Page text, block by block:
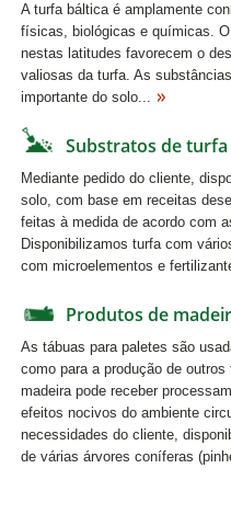
A turfa báltica é amplamente
físicas, biológicas e químicas.
nestas latitudes favorecem o
valiosas da turfa. As
importante do solo...
Substratos de turfa
Mediante pedido do cliente,
solo, com base em receitas
feitas à medida de acordo com
Disponibilizamos turfa com
com microelementos e
Produtos de
As tábuas para paletes são
como para a produção de
madeira pode receber
efeitos nocivos do ambiente
necessidades do cliente,
de várias árvores coníferas